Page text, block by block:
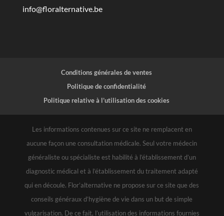
info@floralternative.be
Conditions générales de ventes
Politique de confidentialité
Politique relative à l’utilisation des cookies
Les informations contenues sur ce site ne remplacent en
aucune façon une consultation médicale. Seul votre médecin
généraliste ou spécialiste est habilité à l’établissement d’un
diagnostic médical et à l’établissement du traitement adapté
qui en découle. Flor’alternative ne propose sur ce site que des
conseils généraux d’hygiène de vie dans un but de simple
vulgarisation. De ce fait, l’utilisation des informations fournies